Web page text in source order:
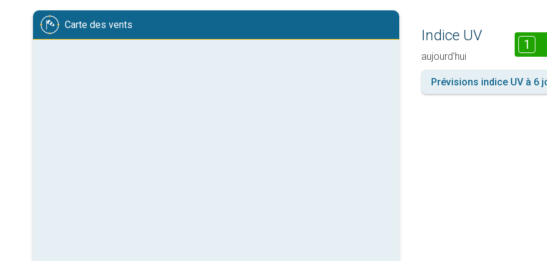
Carte des vents
Indice UV
aujourd'hui
1
Prévisions indice UV à 6